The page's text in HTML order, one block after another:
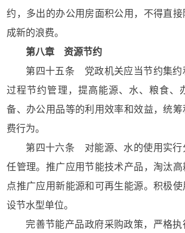
约，多出的办公用房面积公用，不得直
成新的浪费。
第八章 资源节约
第四十五条 党政机关应当节约集约
过程节约管理，提高能源、水、粮食、
备、办公用品等的利用效率和效益，统
费行为。
第四十六条 对能源、水的使用实行
任管理。推广应用节能技术产品，淘汰
点推广应用新能源和可再生能源。积极
设节水型单位。
完善节能产品政府采购政策，严格